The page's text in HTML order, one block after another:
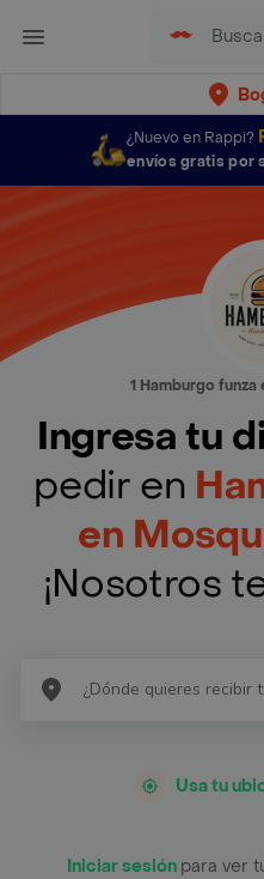
¿Nuevo en Rappi?
envíos gratis por
1 Hamburgo funza
Ingresa tu
pedir en
en
¡Nosotros
Usa tu
Iniciar sesión para ver